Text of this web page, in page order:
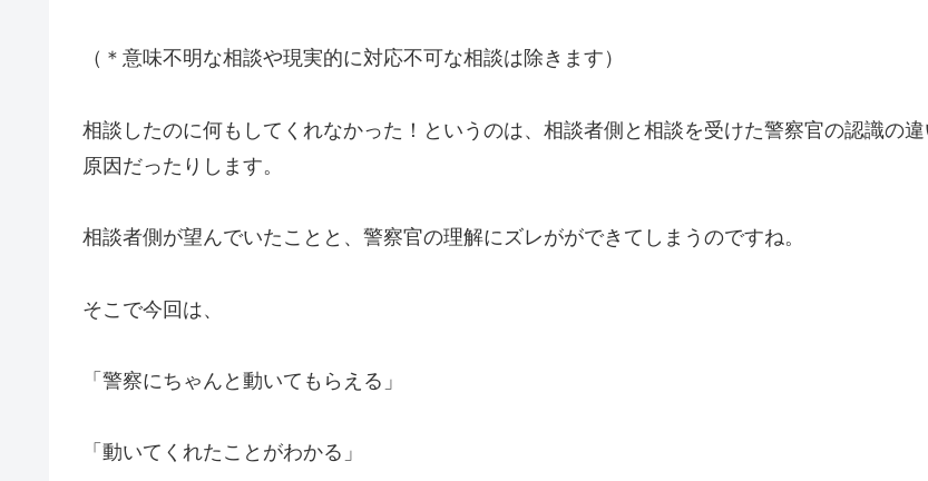
（＊意味不明な相談や現実的に対応不可な相談は除きます）
相談したのに何もしてくれなかった！というのは、相談者側と相談を受けた警察官の認識の
原因だったりします。
相談者側が望んでいたことと、警察官の理解にズレがができてしまうのですね。
そこで今回は、
「警察にちゃんと動いてもらえる」
「動いてくれたことがわかる」